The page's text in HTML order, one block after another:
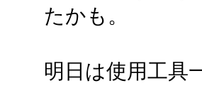
たかも。
明日は使用工具